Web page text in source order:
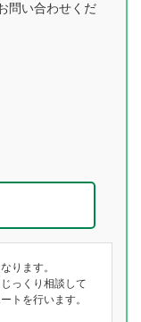
問い合わせくだ
ります。
っくり相談して
トを行います。